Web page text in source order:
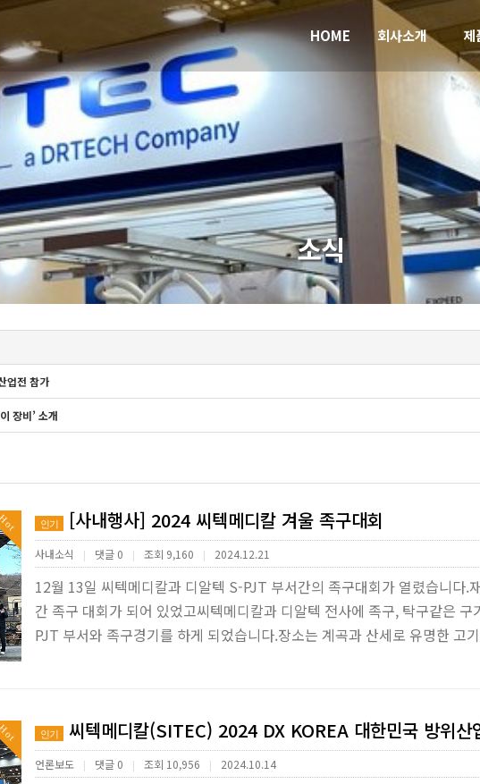
HOME 회사소개 제
소식
업전 참가
장비’ 소개
인기 [사내행사] 2024 씨텍메디칼 겨울 족구대회
사내소식 | 댓글 0 | 조회 9,160 | 2024.12.21
12월 13일 씨텍메디칼과 디알텍 S-PJT 부서간의 족구대회가 열렸습니다
간 족구 대회가 되어 있었고씨텍메디칼과 디알텍 전사에 족구, 탁구같은
PJT 부서와 족구경기를 하게 되었습니다.장소는 계곡과 산세로 유명한 고
인기 씨텍메디칼(SITEC) 2024 DX KOREA 대한민국 방위산
언론보도 | 댓글 0 | 조회 10,956 | 2024.10.14